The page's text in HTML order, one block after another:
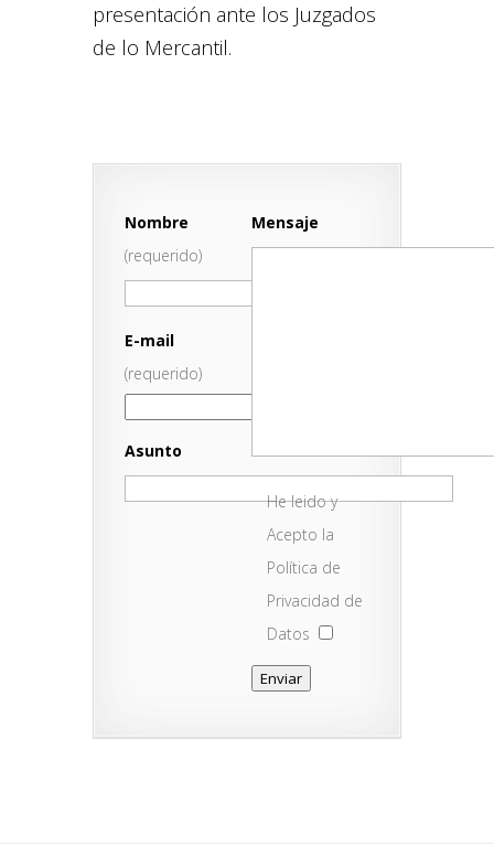
presentación ante los Juzgados
de lo Mercantil.
Nombre
(requerido)
E-mail
(requerido)
Asunto
Mensaje
He leido y
Acepto la
Política de
Privacidad de
Datos